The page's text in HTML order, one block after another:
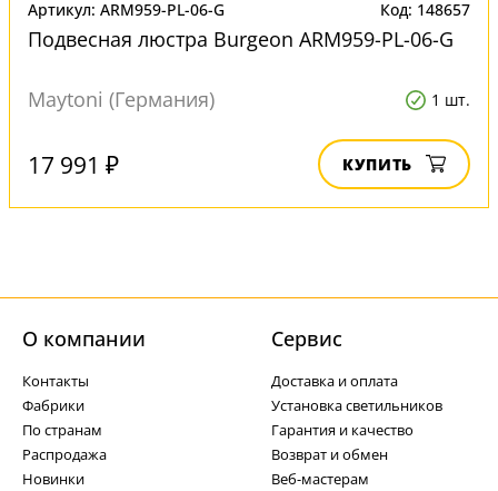
Артикул: ARM959-PL-06-G Код: 148657
Подвесная люстра Burgeon ARM959-PL-06-G
Maytoni (Германия) 1 шт.
17 991 ₽ КУПИТЬ
О компании
Контакты
Фабрики
По странам
Распродажа
Новинки
Cервис
Доставка и оплата
Установка светильников
Гарантия и качество
Возврат и обмен
Веб-мастерам